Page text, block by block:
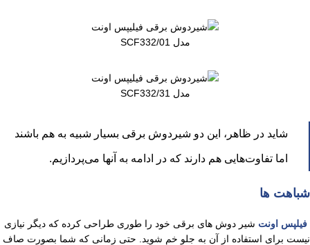
مدل SCF332/01
مدل SCF332/31
شاید در ظاهر، این دو شیردوش برقی بسیار شبیه به هم باشند
اما تفاوت‌هایی هم دارند که در ادامه به آنها می‌پردازیم.
شباهت ها
فیلپس اونت شیر دوش های برقی خود را طوری طراحی کرده که دیگر نیازی
نیست برای استفاده از آن به جلو خم شوید. حتی زمانی که شما بصورت صاف